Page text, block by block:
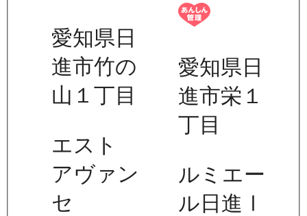
愛知県日
進市竹の
山１丁目
エスト
アヴァン
セ
愛知県日
進市栄１
丁目
ルミエー
ル日進Ⅰ